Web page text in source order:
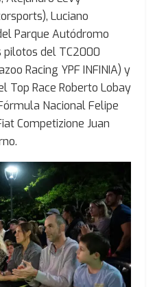
Luciano
Parque Autódromo
pilotos del TC2000
Racing YPF INFINIA) y
Top Race Roberto Lobay
Nacional Felipe
Competizione Juan